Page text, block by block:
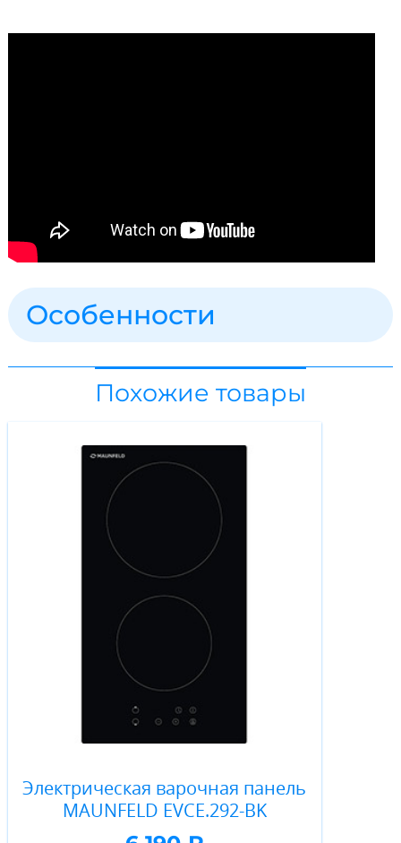
Особенности
Похожие товары
Электрическая варочная панель
MAUNFELD EVCE.292-BK